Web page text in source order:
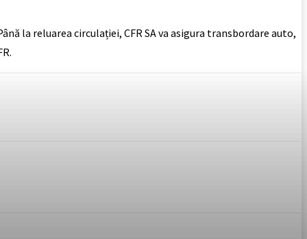
la reluarea circulației, CFR SA va asigura transbordare auto,